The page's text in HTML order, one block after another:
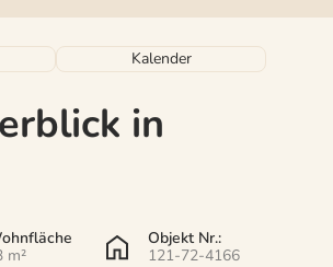
Kalender
in
m²
Objekt Nr.:
121-72-4166